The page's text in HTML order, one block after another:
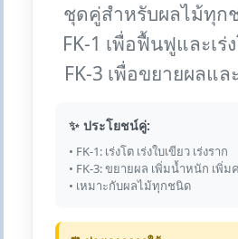
ชุดคู่สำหรับผลไม้ทุก
FK-1 เพื่อฟื้นฟูและเร่
FK-3 เพื่อขยายผลแ
✨ ประโยชน์คู่:
• FK-1: เร่งโต เร่งใบเขียว เร่งราก
• FK-3: ขยายผล เพิ่มน้ำหนัก เพิ่
• เหมาะกับผลไม้ทุกชนิด